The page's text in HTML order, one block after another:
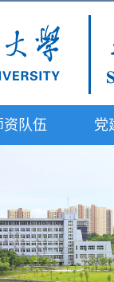
资队伍 党